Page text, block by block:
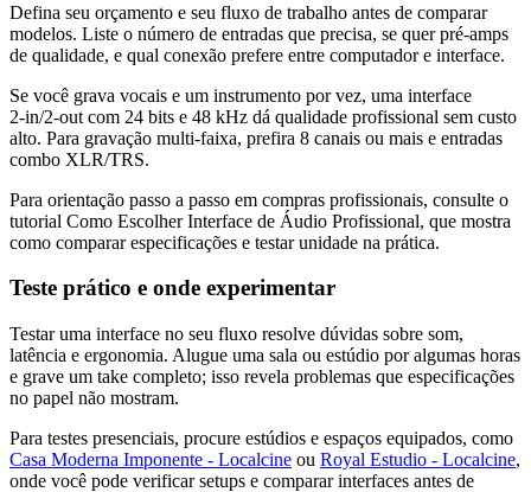
Defina seu orçamento e seu fluxo de trabalho antes de comparar
modelos. Liste o número de entradas que precisa, se quer pré‑amps
de qualidade, e qual conexão prefere entre computador e interface.
Se você grava vocais e um instrumento por vez, uma interface
2‑in/2‑out com 24 bits e 48 kHz dá qualidade profissional sem custo
alto. Para gravação multi‑faixa, prefira 8 canais ou mais e entradas
combo XLR/TRS.
Para orientação passo a passo em compras profissionais, consulte o
tutorial Como Escolher Interface de Áudio Profissional, que mostra
como comparar especificações e testar unidade na prática.
Teste prático e onde experimentar
Testar uma interface no seu fluxo resolve dúvidas sobre som,
latência e ergonomia. Alugue uma sala ou estúdio por algumas horas
e grave um take completo; isso revela problemas que especificações
no papel não mostram.
Para testes presenciais, procure estúdios e espaços equipados, como
Casa Moderna Imponente - Localcine ou Royal Estudio - Localcine,
onde você pode verificar setups e comparar interfaces antes de